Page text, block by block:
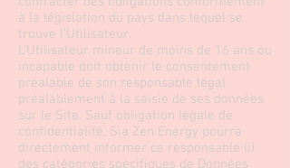
à la législation du pays dans lequel se
trouve l’Utilisateur.
L’Utilisateur mineur de moins de 16 ans ou
incapable doit obtenir le consentement
préalable de son responsable légal
préalablement à la saisie de ses données
sur le Site. Sauf obligation légale de
confidentialité, Sia Zen Energy pourra
directement informer ce responsable (i)
des catégories spécifiques de Données